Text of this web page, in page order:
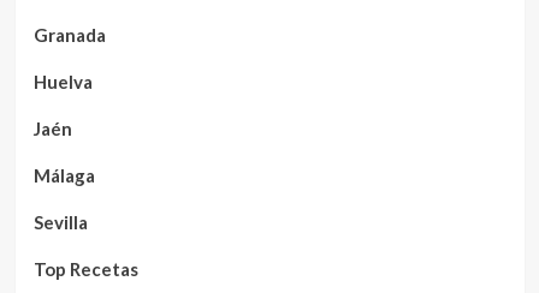
Granada
Huelva
Jaén
Málaga
Sevilla
Top Recetas